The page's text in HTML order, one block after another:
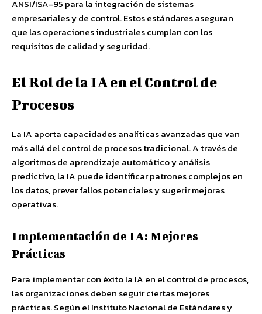
ANSI/ISA-95 para la integración de sistemas
empresariales y de control. Estos estándares aseguran
que las operaciones industriales cumplan con los
requisitos de calidad y seguridad.
El Rol de la IA en el Control de
Procesos
La IA aporta capacidades analíticas avanzadas que van
más allá del control de procesos tradicional. A través de
algoritmos de aprendizaje automático y análisis
predictivo, la IA puede identificar patrones complejos en
los datos, prever fallos potenciales y sugerir mejoras
operativas.
Implementación de IA: Mejores
Prácticas
Para implementar con éxito la IA en el control de procesos,
las organizaciones deben seguir ciertas mejores
prácticas. Según el Instituto Nacional de Estándares y